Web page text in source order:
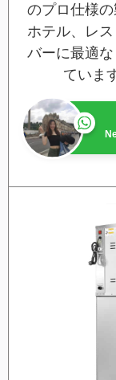
のプロ仕様
ホテル、レス
バーに最適
ていま